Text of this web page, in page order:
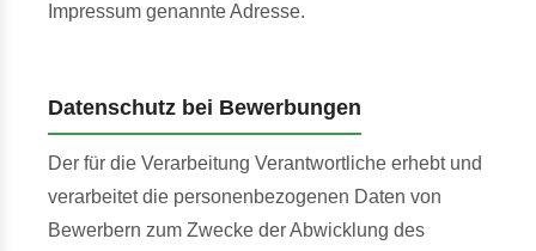
Impressum genannte Adresse.
Datenschutz bei Bewerbungen
Der für die Verarbeitung Verantwortliche erhebt und
verarbeitet die personenbezogenen Daten von
Bewerbern zum Zwecke der Abwicklung des